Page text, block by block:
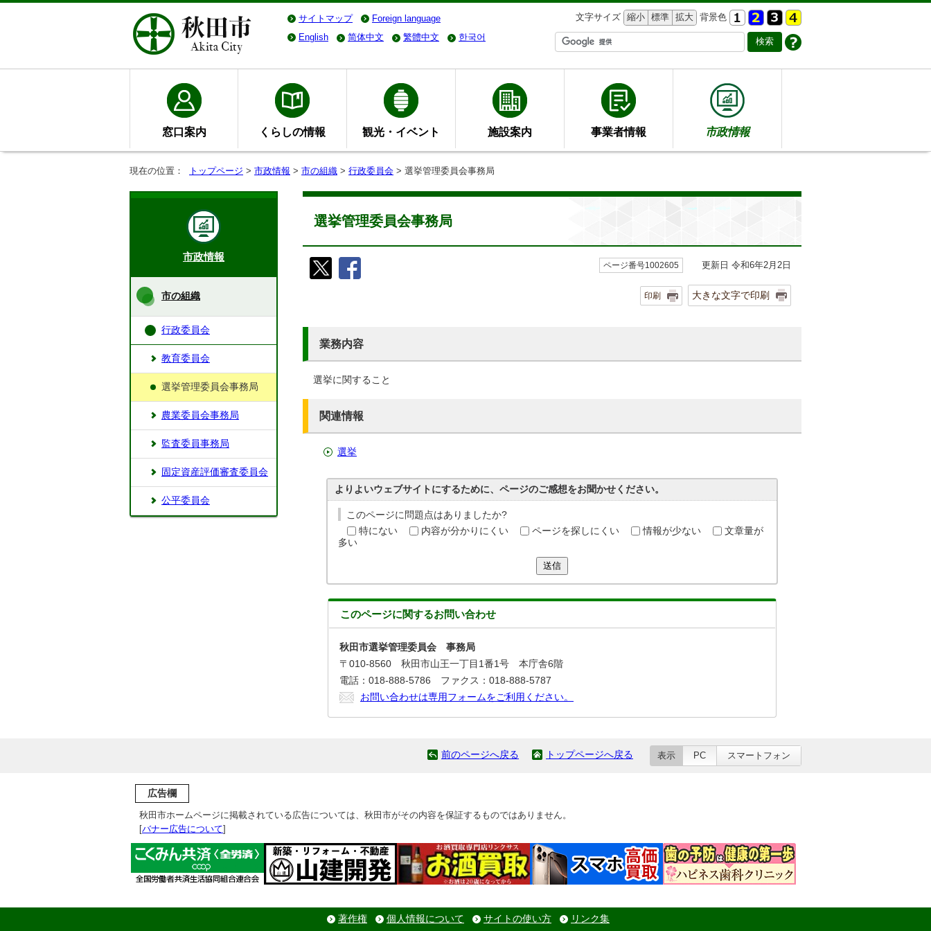
サイトマップ Foreign language 文字サイズ 縮小 標準 拡大 背景色
English
简体中文 繁體中文 한국어
窓口案内 くらしの情報 観光・イベント 施設案内 事業者情報 市政情報
現在の位置： トップページ > 市政情報 > 市の組織 > 行政委員会 > 選挙管理委員会事務局
選挙管理委員会事務局
ページ番号1002605 更新日 令和6年2月2日
印刷 大きな文字で印刷
業務内容
選挙に関すること
関連情報
選挙
よりよいウェブサイトにするために、ページのご感想をお聞かせください。
このページに問題点はありましたか?
特にない
内容が分かりにくい ページを探しにくい 情報が少ない
文章量が
多い
送信
このページに関するお問い合わせ
秋田市選挙管理委員会 事務局
〒010-8560 秋田市山王一丁目1番1号 本庁舎6階
電話：018-888-5786 ファクス：018-888-5787
お問い合わせは専用フォームをご利用ください。
市政情報
市の組織
行政委員会
教育委員会
選挙管理委員会事務局
農業委員会事務局
監査委員事務局
固定資産評価審査委員会
公平委員会
前のページへ戻る トップページへ戻る 表示 PC スマートフォン
広告欄
秋田市ホームページに掲載されている広告については、秋田市がその内容を保証するものではありません。
[バナー広告について]
著作権 個人情報について サイトの使い方 リンク集